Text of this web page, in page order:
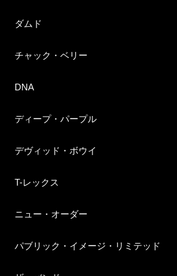
ダムド
チャック・ベリー
DNA
ディープ・パープル
デヴィッド・ボウイ
T-レックス
ニュー・オーダー
パブリック・イメージ・リミテッド